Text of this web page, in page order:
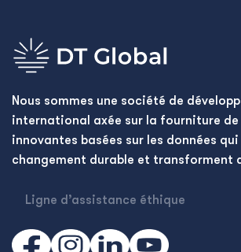
Nous sommes une société de
international axée sur la fourniture
innovantes basées sur les données
changement durable et transforment
Ligne d’assistance éthique